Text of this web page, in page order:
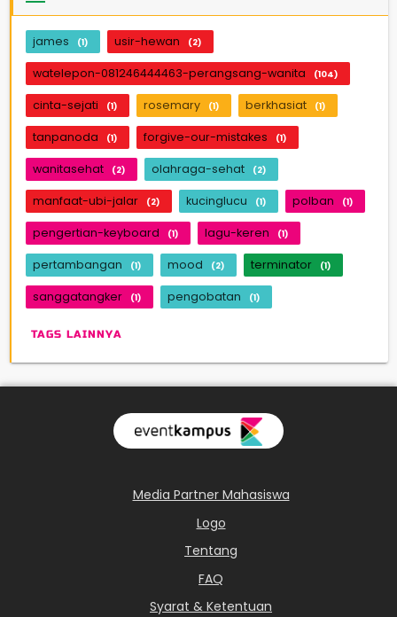
james (1) usir-hewan (2)
watelepon-081246444463-perangsang-wanita (104)
cinta-sejati (1) rosemary (1) berkhasiat (1)
tanpanoda (1) forgive-our-mistakes (1)
wanitasehat (2) olahraga-sehat (2)
manfaat-ubi-jalar (2) kucinglucu (1) polban (1)
pengertian-keyboard (1) lagu-keren (1)
pertambangan (1) mood (2) terminator (1)
sanggatangker (1) pengobatan (1)
TAGS LAINNYA
Media Partner Mahasiswa
Logo
Tentang
FAQ
Syarat & Ketentuan